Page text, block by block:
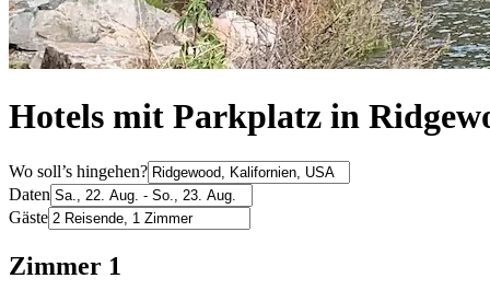
Hotels mit Parkplatz in
Wo soll’s hingehen?
Daten
Gäste
Zimmer 1